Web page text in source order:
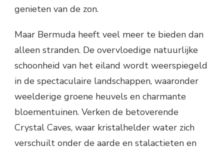
genieten van de zon.
Maar Bermuda heeft veel meer te bieden dan
alleen stranden. De overvloedige natuurlijke
schoonheid van het eiland wordt weerspiegeld
in de spectaculaire landschappen, waaronder
weelderige groene heuvels en charmante
bloementuinen. Verken de betoverende
Crystal Caves, waar kristalhelder water zich
verschuilt onder de aarde en stalactieten en